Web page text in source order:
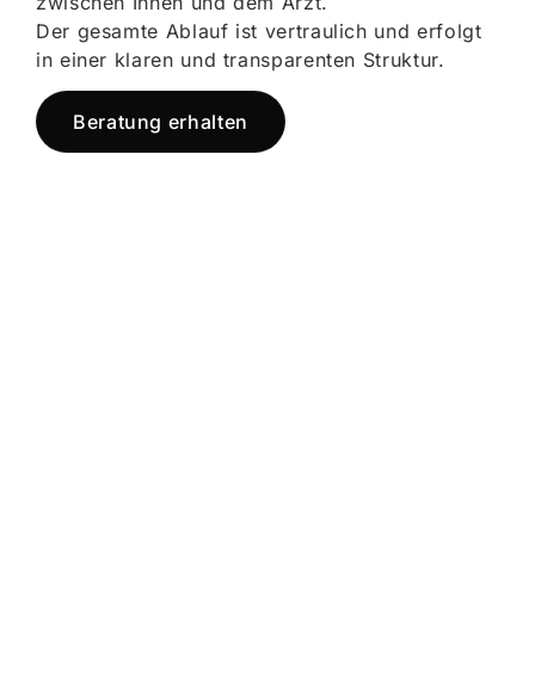
Der gesamte Ablauf ist vertraulich und erfolgt
in einer klaren und transparenten Struktur.
Beratung erhalten